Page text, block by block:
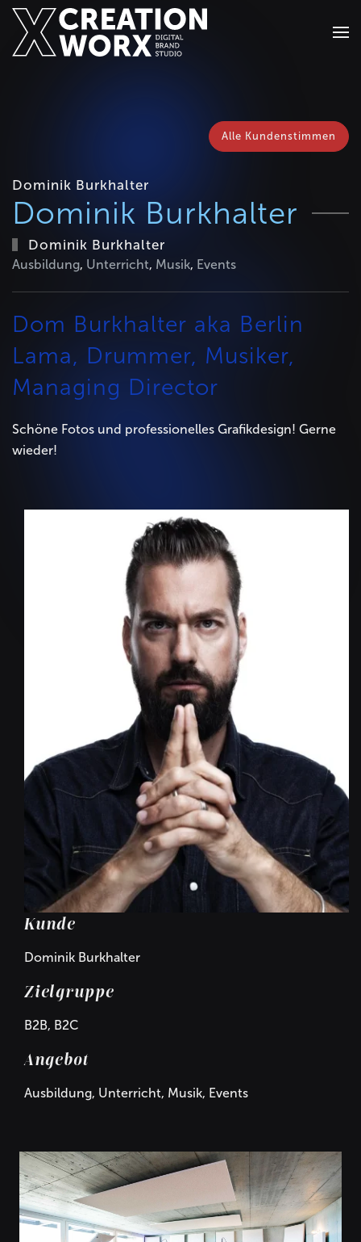
Zum Hauptinhalt springen
Alle Kundenstimmen
Dominik Burkhalter
Dominik Burkhalter
Dominik Burkhalter
Ausbildung, Unterricht, Musik, Events
Dom Burkhalter aka Berlin
Lama, Drummer, Musiker,
Managing Director
Schöne Fotos und professionelles Grafikdesign! Gerne
wieder!
Kunde
Dominik Burkhalter
Zielgruppe
B2B, B2C
Angebot
Ausbildung, Unterricht, Musik, Events